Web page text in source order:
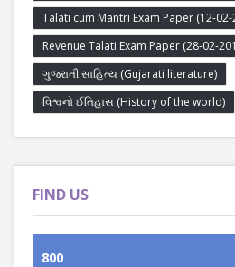
Talati cum Mantri Exam Paper (12-02-
Revenue Talati Exam Paper (28-02-
ગુજરાતી સાહિત્ય (Gujarati literature)
વિશ્વનો ઈતિહાસ (History of the world)
FIND US
800